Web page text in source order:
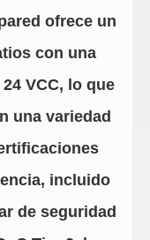
ofrece un
con una
VCC, lo que
una variedad
incluido
de seguridad